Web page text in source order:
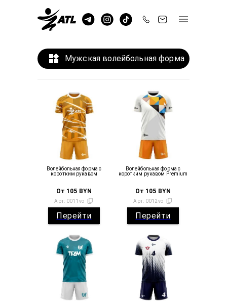
Мужская волейбольная форма
Волейбольная форма с
коротким рукавом
От 105 BYN
Арт: 0011vo
Перейти
Волейбольная форма с
коротким рукавом Premium
От 105 BYN
Арт: 0012vo
Перейти